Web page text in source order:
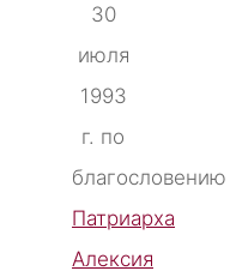
30
июля
1993
г. по
благословению
Патриарха
Алексия